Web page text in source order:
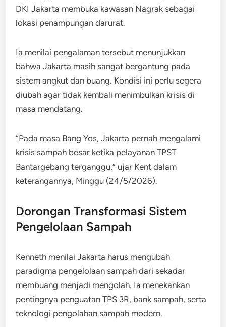
DKI Jakarta membuka kawasan Nagrak sebagai
lokasi penampungan darurat.
Ia menilai pengalaman tersebut menunjukkan
bahwa Jakarta masih sangat bergantung pada
sistem angkut dan buang. Kondisi ini perlu segera
diubah agar tidak kembali menimbulkan krisis di
masa mendatang.
“Pada masa Bang Yos, Jakarta pernah mengalami
krisis sampah besar ketika pelayanan TPST
Bantargebang terganggu,” ujar Kent dalam
keterangannya, Minggu (24/5/2026).
Dorongan Transformasi Sistem
Pengelolaan Sampah
Kenneth menilai Jakarta harus mengubah
paradigma pengelolaan sampah dari sekadar
membuang menjadi mengolah. Ia menekankan
pentingnya penguatan TPS 3R, bank sampah, serta
teknologi pengolahan sampah modern.